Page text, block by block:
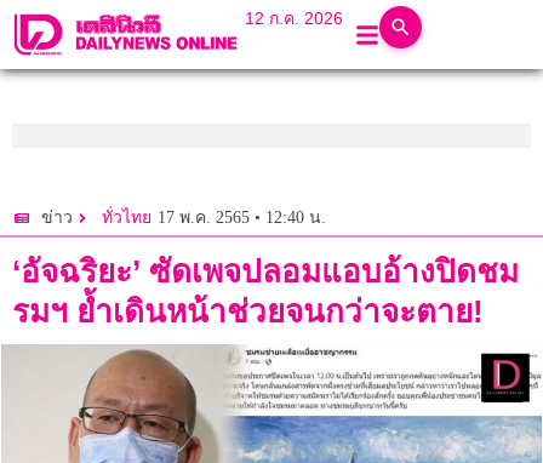
12 ก.ค. 2026
ข่าว ทั่วไทย 17 พ.ค. 2565 • 12:40 น.
‘อัจฉริยะ’ ซัดเพจปลอมแอบอ้างปิดชม
รมฯ ยํ้าเดินหน้าช่วยจนกว่าจะตาย!